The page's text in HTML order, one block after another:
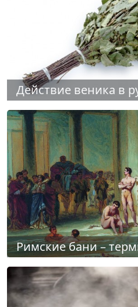
Действие веника в
Римские бани –